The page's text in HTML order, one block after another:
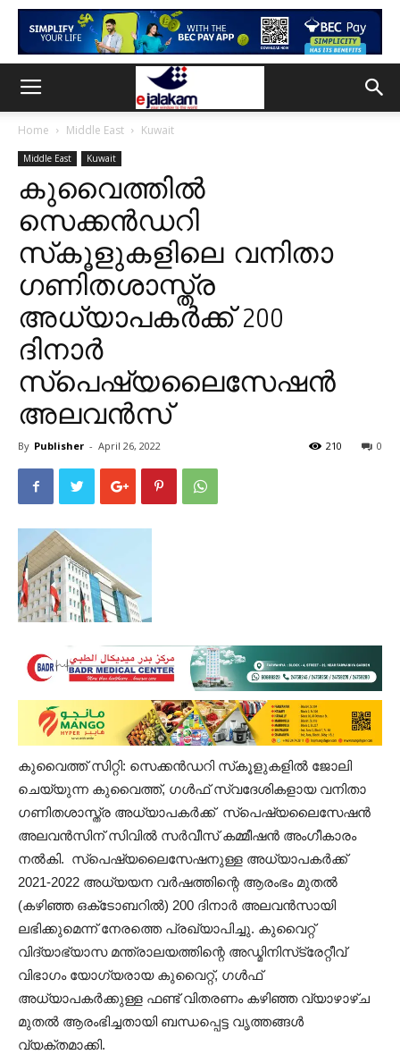
Home Middle East Kuwait
Middle East Kuwait
കുവൈത്തിൽ
സെക്കൻഡറി
സ്‌കൂളുകളിലെ വനിതാ
ഗണിതശാസ്ത്ര
അധ്യാപകർക്ക് 200
ദിനാർ
സ്‌പെഷ്യലൈസേഷൻ
അലവൻസ്
By Publisher - April 26, 2022 0
210
കുവൈത്ത് സിറ്റി: സെക്കൻഡറി സ്‌കൂളുകളിൽ ജോലി
ചെയ്യുന്ന കുവൈത്ത്, ഗൾഫ് സ്വദേശികളായ വനിതാ
ഗണിതശാസ്ത്ര അധ്യാപകർക്ക് സ്‌പെഷ്യലൈസേഷൻ
അലവൻസിന് സിവിൽ സർവീസ് കമ്മീഷൻ അംഗീകാരം
നൽകി. സ്പെഷ്യലൈസേഷനുള്ള അധ്യാപകർക്ക്
2021-2022 അധ്യയന വർഷത്തിന്റെ ആരംഭം മുതൽ
(കഴിഞ്ഞ ഒക്‌ടോബറിൽ) 200 ദിനാർ അലവൻസായി
ലഭിക്കുമെന്ന് നേരത്തെ പ്രഖ്യാപിച്ചു. കുവൈറ്റ്
വിദ്യാഭ്യാസ മന്ത്രാലയത്തിന്റെ അഡ്മിനിസ്‌ട്രേറ്റീവ്
വിഭാഗം യോഗ്യരായ കുവൈറ്റ്, ഗൾഫ്
അധ്യാപകർക്കുള്ള ഫണ്ട് വിതരണം കഴിഞ്ഞ വ്യാഴാഴ്ച
മുതൽ ആരംഭിച്ചതായി ബന്ധപ്പെട്ട വൃത്തങ്ങൾ
വ്യക്തമാക്കി.